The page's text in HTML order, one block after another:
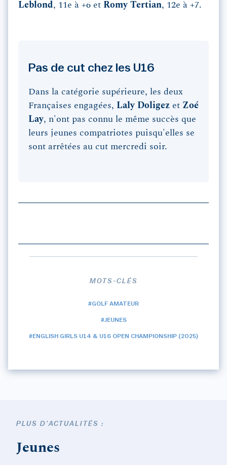
Leblond, 11e à +6 et Romy Tertian, 12e à +7.
Pas de cut chez les U16
Dans la catégorie supérieure, les deux
Françaises engagées, Laly Doligez et Zoé
Lay, n'ont pas connu le même succès que
leurs jeunes compatriotes puisqu'elles se
sont arrêtées au cut mercredi soir.
MOTS-CLÉS
#GOLF AMATEUR
#JEUNES
#ENGLISH GIRLS U14 & U16 OPEN CHAMPIONSHIP (2025)
PLUS D'ACTUALITÉS :
Jeunes